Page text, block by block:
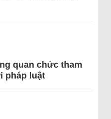
quan chức tham
pháp luật